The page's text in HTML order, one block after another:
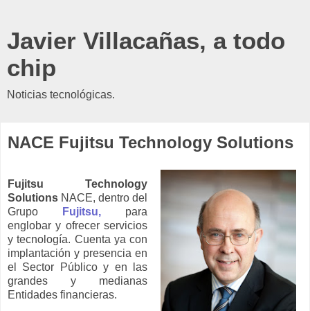
Javier Villacañas, a todo
chip
Noticias tecnológicas.
NACE Fujitsu Technology Solutions
Fujitsu Technology
Solutions NACE, dentro del
Grupo
Fujitsu, para
englobar y ofrecer servicios
y tecnología. Cuenta ya con
implantación y presencia en
el Sector Público y en las
grandes y medianas
Entidades financieras.